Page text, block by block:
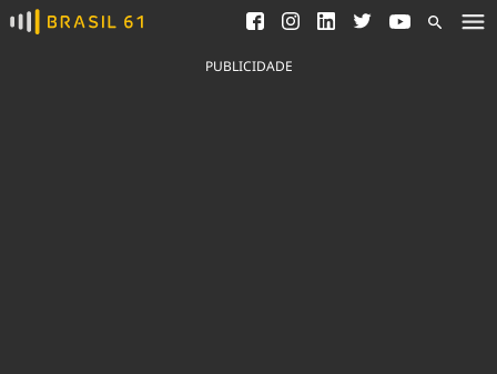
Ver todas as notícias
Saneamento
Indicadores
PUBLICIDADE